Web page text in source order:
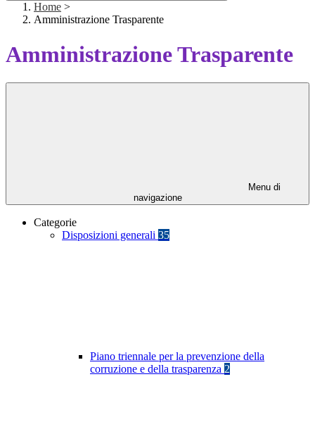
Home >
Amministrazione Trasparente
Amministrazione Trasparente
Menu di
navigazione
Categorie
Disposizioni generali 35
Piano triennale per la prevenzione della
corruzione e della trasparenza 2